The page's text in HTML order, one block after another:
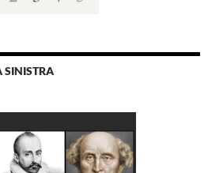
SINISTRA